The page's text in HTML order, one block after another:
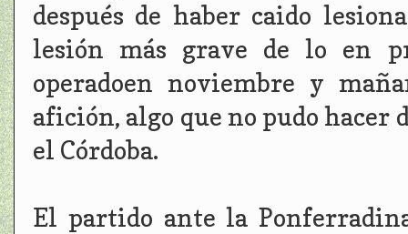
después de haber caido
lesión más grave de lo en
operadoen noviembre y
afición, algo que no pudo hacer
el Córdoba.
El partido ante la